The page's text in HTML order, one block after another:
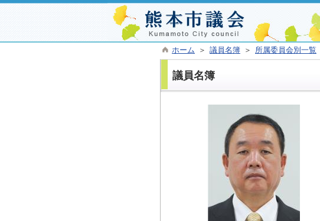
ホーム ＞ 議員名簿 ＞ 所属委員会別一覧
議員名簿